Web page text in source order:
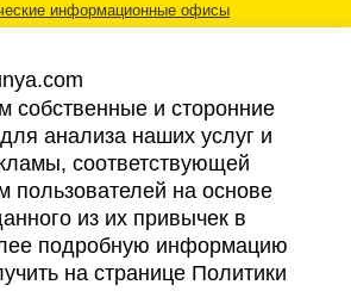
информационные офисы
Правовая информация
Cookies
Доступность
собственные и сторонние
анализа наших услуг и
соответствующей
пользователей на основе
из их привычек в
подробную информацию
на странице Политики